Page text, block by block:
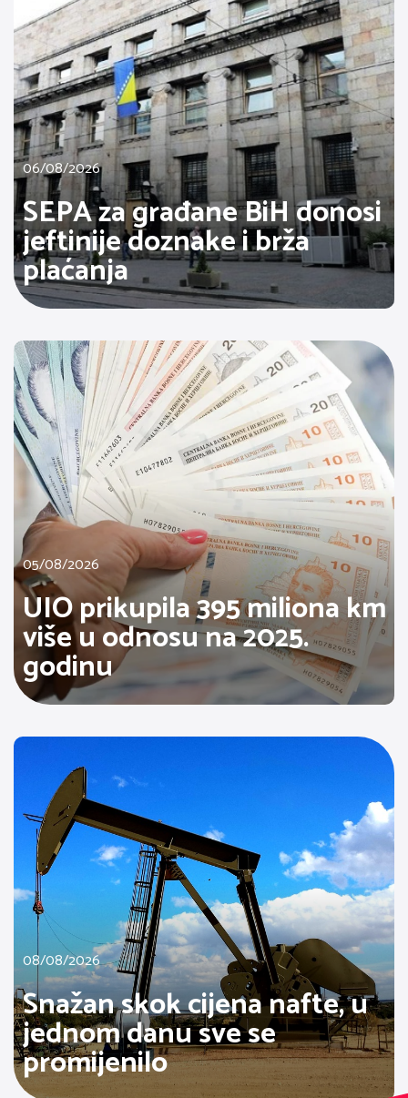
06/08/2026
SEPA za građane BiH donosi
jeftinije doznake i brža
plaćanja
05/08/2026
UIO prikupila 395 miliona km
više u odnosu na 2025.
godinu
08/08/2026
Snažan skok cijena nafte, u
jednom danu sve se
promijenilo